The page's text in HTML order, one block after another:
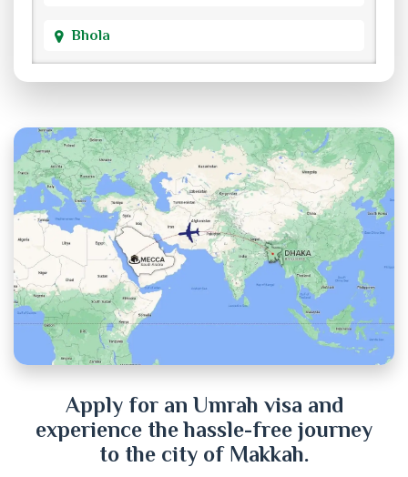
Bhola
Bogra
Brahmanbaria
Chandpur
Chittagong
Chuadanga
Cox's Bazar
Cumilla
Dinajpur
Apply for an Umrah visa and
experience the hassle-free journey
to the city of Makkah.